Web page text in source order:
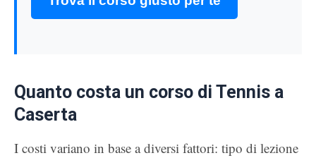
Quanto costa un corso di Tennis a
Caserta
I costi variano in base a diversi fattori: tipo di lezione